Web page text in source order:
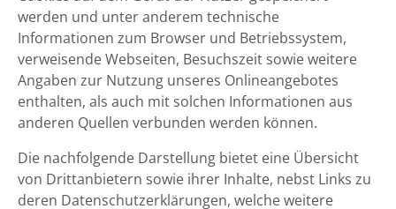
werden und unter anderem technische
Informationen zum Browser und Betriebssystem,
verweisende Webseiten, Besuchszeit sowie weitere
Angaben zur Nutzung unseres Onlineangebotes
enthalten, als auch mit solchen Informationen aus
anderen Quellen verbunden werden können.
Die nachfolgende Darstellung bietet eine Übersicht
von Drittanbietern sowie ihrer Inhalte, nebst Links zu
deren Datenschutzerklärungen, welche weitere